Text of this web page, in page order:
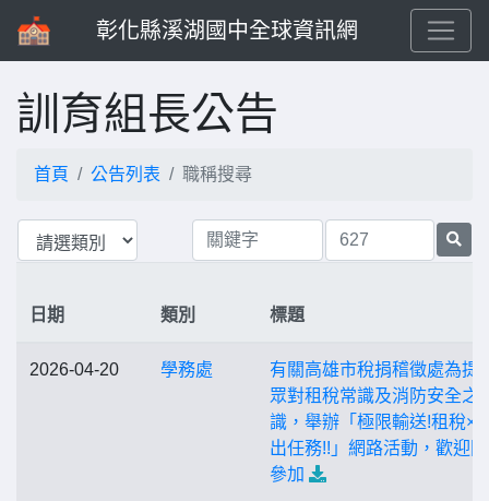
彰化縣溪湖國中全球資訊網
訓育組長公告
首頁 公告列表 職稱搜尋
日期 類別 標題
2026-04-20 學務處
有關高雄市稅捐稽徵處為提
眾對租稅常識及消防安全之
識，舉辦「極限輸送!租稅×
出任務!!」網路活動，歡迎
參加